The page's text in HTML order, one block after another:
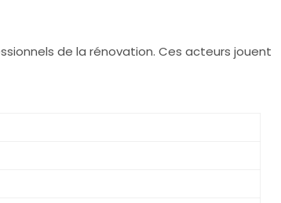
de la rénovation. Ces acteurs jouent